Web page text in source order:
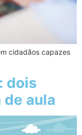
cidadãos capazes
dois
de aula